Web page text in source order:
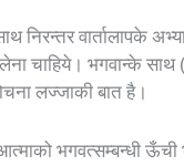
निरन्तर वार्तालापके
चाहिये। भगवान्के साथ
लज्जाकी बात है।
भगवत्सम्बन्धी ऊँची